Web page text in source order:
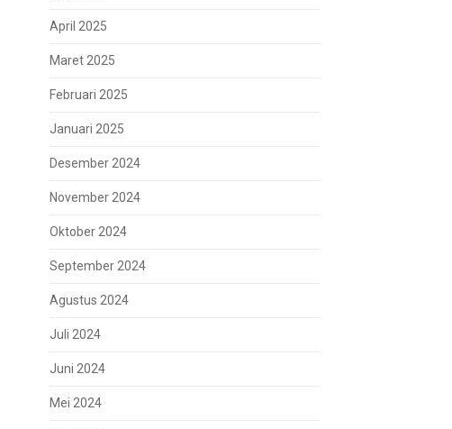
April 2025
Maret 2025
Februari 2025
Januari 2025
Desember 2024
November 2024
Oktober 2024
September 2024
Agustus 2024
Juli 2024
Juni 2024
Mei 2024